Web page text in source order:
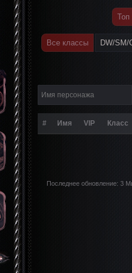
Топ
Все классы DW/SM/
# Имя VIP Класс
Последнее обновление: 3